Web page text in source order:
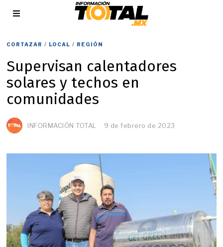
CORTAZAR / LOCAL / REGIÓN
Supervisan calentadores
solares y techos en
comunidades
INFORMACIÓN TOTAL 9 de febrero de 2023